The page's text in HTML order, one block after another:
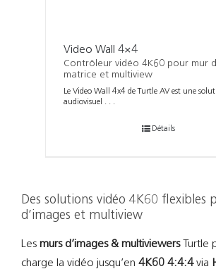
Video Wall 4×4
Contrôleur vidéo 4K60 pour mur
matrice et multiview
Le Video Wall 4x4 de Turtle AV est une
audiovisuel . . .
Détails
Des solutions vidéo 4K60 flexibles
d’images et multiview
Les murs d’images & multiviewersTurtle
charge la vidéo jusqu’en 4K60 4:4:4via